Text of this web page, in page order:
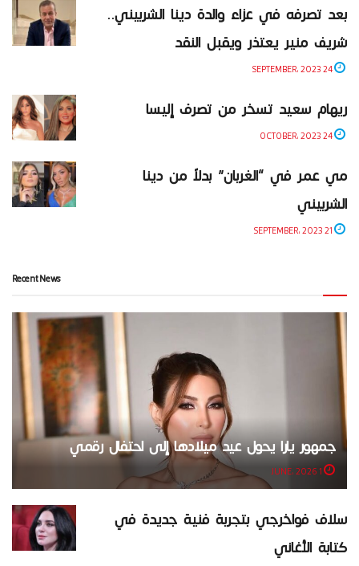
بعد تصرفه في عزاء والدة دينا الشربيني..
شريف منير يعتذر ويقبل النقد
ريهام سعيد تسخر من تصرف إليسا
مي عمر في “الغربان” بدلاً من دينا
الشربيني
Recent News
جمهور يارا يحول عيد ميلادها إلى احتفال رقمي
سلاف فواخرجي بتجربة فنية جديدة في
كتابة الأغاني